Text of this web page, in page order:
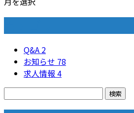
Q&A 2
お知らせ 78
求人情報 4